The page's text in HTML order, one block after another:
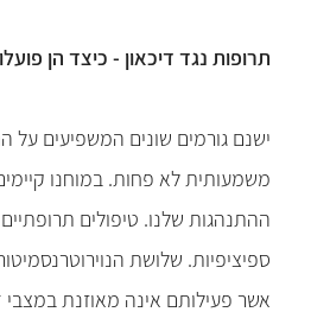
תרופות נגד דיכאון - כיצד הן
ישנם גורמים שונים המשפיעים על
משמעותית לא פחות. במוחנו
ההתנהגות שלנו. טיפולים
ספיציפיות. שלושת
אשר פעילותם אינה מאוזנת במצבי